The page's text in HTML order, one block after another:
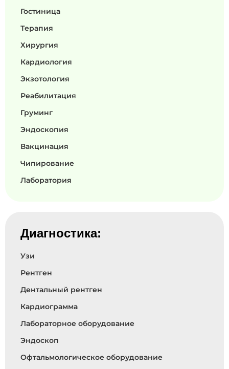
Гостиница
Терапия
Хирургия
Кардиология
Экзотология
Реабилитация
Груминг
Эндоскопия
Вакцинация
Чипирование
Лаборатория
Диагностика:
Узи
Рентген
Дентальный рентген
Кардиограмма
Лабораторное оборудование
Эндоскоп
Офтальмологическое оборудование